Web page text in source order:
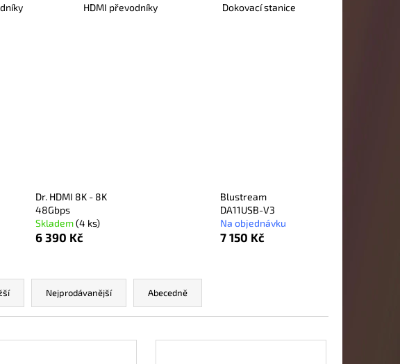
HDMI převodníky Dokovací stanice
Dr. HDMI 8K - 8K
48Gbps
Skladem(4 ks)
6 390 Kč
Blustream
DA11USB-V3
Na objednávku
7 150 Kč
Nejprodávanější Abecedně